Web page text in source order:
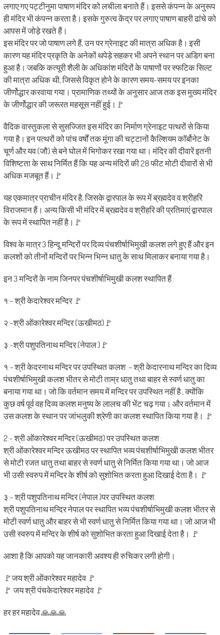
लगाए गए पट्टीनुमा पाषाण मंदिर को लचीला बनाते हैं। इससे कंपन्न के अनुरूप
ही मंदिर भी कंपन्न करता है। इसके गुरुत्व केंद्र पर लगाए पाषाण बाहरी ढांचे को
आपस में जोड़े रखते हैं।
इस मंदिर पर जो पाषाण लगे हैं, उन पर ग्रेनाइट की मात्रा अधिक है। इसी
कारण यह मंदिर प्रकृति के अनेकों थपेड़े सहकर भी अपने स्थान पर अडिग बना
हुआ है। जबकि कत्यूरी शैली के अधिकांश मंदिरों के पाषाणों पर स्फटिक सिल्ट
की मात्रा अधिक थी, जिससे विकृत होने के कारण समय-समय पर इनका
जीर्णोद्धार करवाया गया। प्रामाणिक तथ्यों के अनुसार आज तक इस मुख्य मंदिर
के जीर्णोद्धार की जरूरत महसूस नहीं हुई।🚩
वैदिक वास्तुकला से सुसज्जित इस मंदिर का निर्माण ग्रेनाइट पत्थरों से किया
गया है। इन पत्थरों को पांच वर्षों तक मूंगा की चट्टानों कैल्शियम कॉर्बोनेट के
चूर्ण और यव (जौ) से बने घोल में भिगोकर रखा गया था। मंदिर की दीवारें इतनी
विशिष्टता के साथ निर्मित हैं कि यह अन्य मंदिरों की 28 फीट मोटी दीवारों से भी
अधिक मजबूत हैं।🚩
यह एकमात्र प्राचीन मंदिर है, जिसके द्वारपाल के रूप में ब्रह्मदेव व श्रीहरि
विराजमान हैं। अन्य किसी भी मंदिर में ब्रह्मदेव व श्रीहरि की प्रतिमाएं द्वारपाल
के रूप में स्थापित नहीं है।🚩
विश्व के मात्र 3 हिन्दू मन्दिरों पर दिव्य पंचशीर्षाभिमुखी कलश लगे हुए हैं और इन
कलशों को तीनों मन्दिरों पर भिन्न भिन्न धातु के साथ मिलाकर बनाया गया है।
इन 3 मन्दिरों के नाम जिनपर पंचशीर्षाभिमुखी कलश स्थापित हैं :
१:- श्री केदारेश्वर मन्दिर 🚩
२:-श्री ओंकारेश्वर मन्दिर (ऊखीमठ)🚩
३:-श्री पशुपतिनाथ मन्दिर (नेपाल )🚩
१:- श्री केदरनाथ मन्दिर पर उपस्थित कलश :- श्री केदारनाथ मन्दिर का दिव्य
पंचशीर्षाभिमुखी कलश भीतर से मोटी ताम्र धातु तथा बाहर से स्वर्ण धातु का
बनाया गया था। जो कि वर्तमान समय में मन्दिर पर उपस्थित नहीं है , क्योंकि
कुछ वर्ष पूर्व वह दिव्य कलश मनुष्य के लालच की भेंट चढ़ गया। और वर्तमान में
उस कलश के स्थान पर जांभलुकी श्रेणी का कलश स्थापित किया गया है। 🚩
2:- श्री ओंकारेश्वर मन्दिर (ऊखीमठ) पर उपस्थित कलश :
श्री ओंकारेश्वर मन्दिर ऊखीमठ पर स्थापित भव्य पंचशीर्षाभिमुखी कलश भीतर
से मोटी रजत धातु तथा बाहर से स्वर्ण धातु से निर्मित किया गया था। जो आज
भी उसी स्वरुप में मन्दिर के शीर्ष को सुशोभित करता हुआ दिखाई देता है। 🚩
३:- श्री पशुपतिनाथ मन्दिर (नेपाल )पर उपस्थित कलश:
श्री पशुपतिनाथ मन्दिर नेपाल पर स्थापित भव्य पंचशीर्षाभिमुखी कलश भीतर से
मोटी स्वर्ण धातु और बाहर से भी स्वर्ण धातु से निर्मित किया गया था। जो आज भी
उसी स्वरुप में मन्दिर के शीर्ष को सुशोभित करता हुआ दिखाई देता है। 🚩
आशा है कि आपको यह जानकारी अवश्य ही रुचिकर लगी होगी।
🚩जय श्री ओंकारेश्वर महादेव 🚩
🚩 जय श्री पंचकेदारेश्वर महादेव 🚩
हर हर महादेव 🙏🙏🙏